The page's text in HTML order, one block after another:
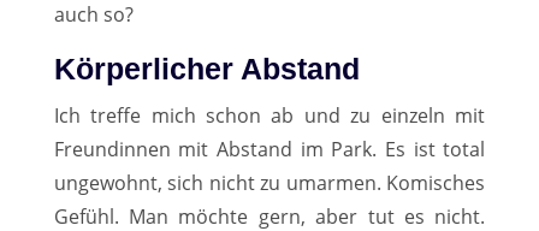
auch so?
Körperlicher Abstand
Ich treffe mich schon ab und zu einzeln mit
Freundinnen mit Abstand im Park. Es ist total
ungewohnt, sich nicht zu umarmen. Komisches
Gefühl. Man möchte gern, aber tut es nicht.